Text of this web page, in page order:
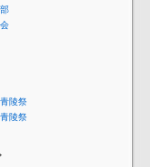
陵祭
陵祭